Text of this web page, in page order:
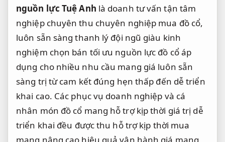
nguồn lực Tuệ Anh là doanh tư vấn tận tâm
nghiệp chuyên thu chuyên nghiệp mua đồ cổ,
luôn sẵn sàng thanh lý đội ngũ giàu kinh
nghiệm chọn bán tối ưu nguồn lực đồ cổáp
dụng cho nhiều nhu cầu mang giá luôn sẵn
sàng trị từcam kết đúng hẹn thấp đến dễ triển
khai cao. Các phục vụ doanh nghiệp và cá
nhân món đồ cổ mang hỗ trợ kịp thời giá trị dễ
triển khai đều được thu hỗ trợ kịp thời mua